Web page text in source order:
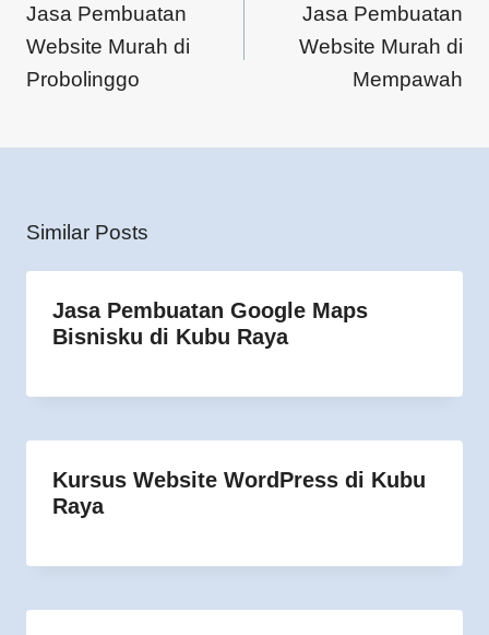
Jasa Pembuatan
Website Murah di
Probolinggo
Jasa Pembuatan
Website Murah di
Mempawah
Similar Posts
Jasa Pembuatan Google Maps
Bisnisku di Kubu Raya
Kursus Website WordPress di Kubu
Raya